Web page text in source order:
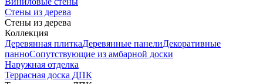
Стены из дерева
Стены из дерева
Коллекция
Деревянная плиткаДеревянные панелиДекоративные
панноСопутствующие из амбарной доски
Наружная отделка
Террасная доска ДПК